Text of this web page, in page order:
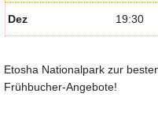
Dez 19:30
Etosha Nationalpark zur
Frühbucher-Angebote!